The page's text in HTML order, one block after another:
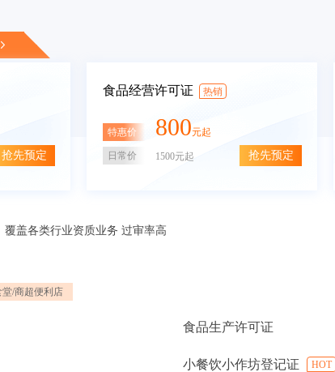
抢先预定
食品经营许可证 热销
特惠价 800元起
日常价 1500元起 抢先预定
覆盖各类行业资质业务 过审率高
/商超便利店
食品生产许可证
小餐饮小作坊登记证 HOT